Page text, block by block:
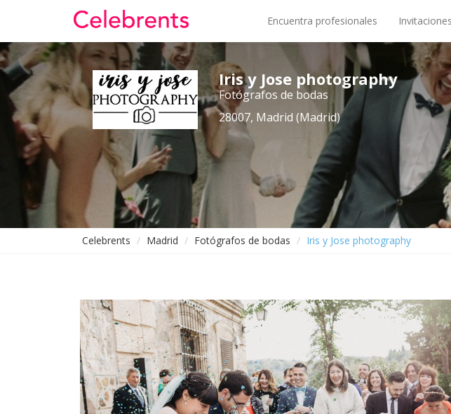
Encuentra profesionales
Iris y Jose photography
Fotógrafos de bodas
28007, Madrid (Madrid)
Celebrents Madrid Fotógrafos de bodas Iris y Jose photography